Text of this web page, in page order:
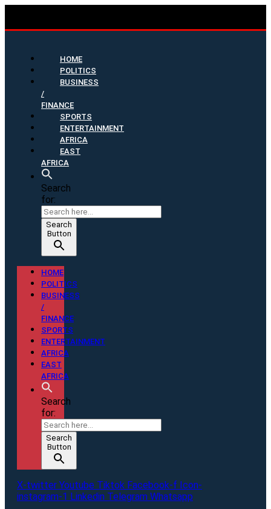
HOME
POLITICS
BUSINESS
/
FINANCE
SPORTS
ENTERTAINMENT
AFRICA
EAST
AFRICA
Search
for:
Search
Button
HOME
POLITICS
BUSINESS
/
FINANCE
SPORTS
ENTERTAINMENT
AFRICA
EAST
AFRICA
Search
for:
Search
Button
X-twitter Youtube Tiktok Facebook-f Icon-
instagram-1 Linkedin Telegram Whatsapp